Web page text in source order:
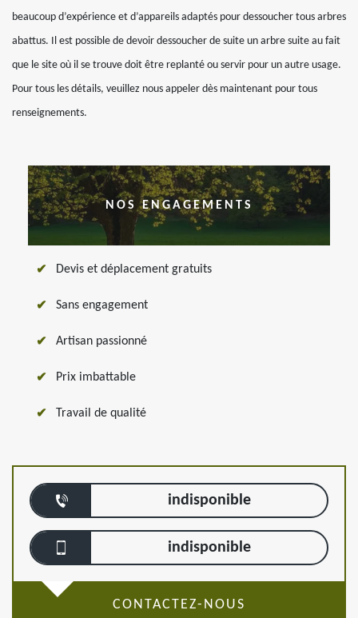
beaucoup d’expérience et d’appareils adaptés pour dessoucher tous arbres
abattus. Il est possible de devoir dessoucher de suite un arbre suite au fait
que le site où il se trouve doit être replanté ou servir pour un autre usage.
Pour tous les détails, veuillez nous appeler dès maintenant pour tous
renseignements.
NOS ENGAGEMENTS
Devis et déplacement gratuits
Sans engagement
Artisan passionné
Prix imbattable
Travail de qualité
indisponible
indisponible
CONTACTEZ-NOUS